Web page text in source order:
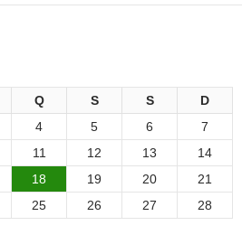
Q S S
D
4 5 6
7
11 12 13
14
18 19 20
21
25 26 27
28